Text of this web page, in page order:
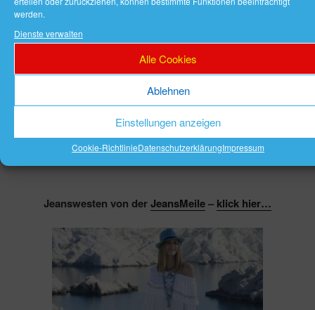
werden.
Dienste verwalten
Alle Cookies
Ablehnen
Einstellungen anzeigen
Cookie-RichtlinieDatenschutzerklärungImpressum
Jeanswesten von derJeansMeile– klick hier…